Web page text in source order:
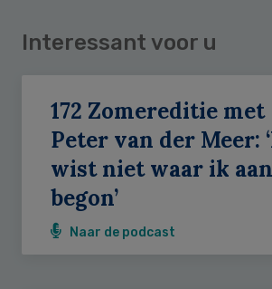
Interessant voor u
172 Zomereditie met
Peter van der Meer:
wist niet waar ik aan
begon’
Naar de podcast